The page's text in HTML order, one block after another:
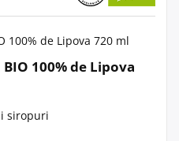
100% de Lipova
siropuri